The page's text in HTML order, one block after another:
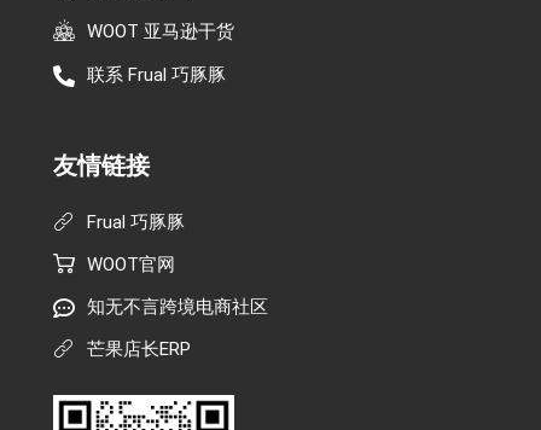
WOOT 亚马逊干货
联系 Frual 巧豚豚
友情链接
Frual 巧豚豚
WOOT官网
知无不言跨境电商社区
芒果店长ERP